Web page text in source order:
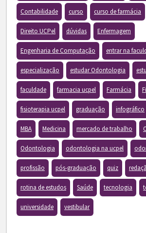
Contabilidade curso curso de farmácia
Direito UCPel dúvidas Enfermagem
Engenharia de Computação entrar na
especialização estudar Odontologia
faculdade farmacia ucpel Farmácia
fisioterapia ucpel graduação infográfico
MBA Medicina mercado de trabalho
Odontologia odontologia na ucpel
profissão pós-graduação quiz
rotina de estudos Saúde tecnologia
universidade vestibular